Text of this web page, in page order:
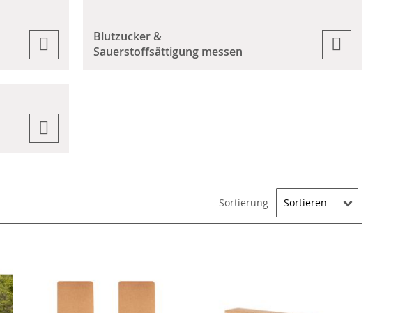
Blutzucker &
Sauerstoffsättigung messen
Sortierung